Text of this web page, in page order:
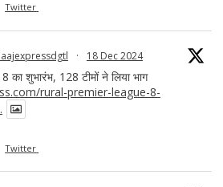
Twitter
· 18 Dec 2024
8 का शुभारंभ, 128 टीमों ने लिया भाग
rural-premier-league-8-
Twitter